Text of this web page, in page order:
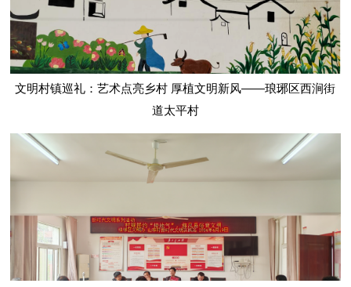
文明村镇巡礼：艺术点亮乡村 厚植文明新风——琅琊区西涧街
道太平村